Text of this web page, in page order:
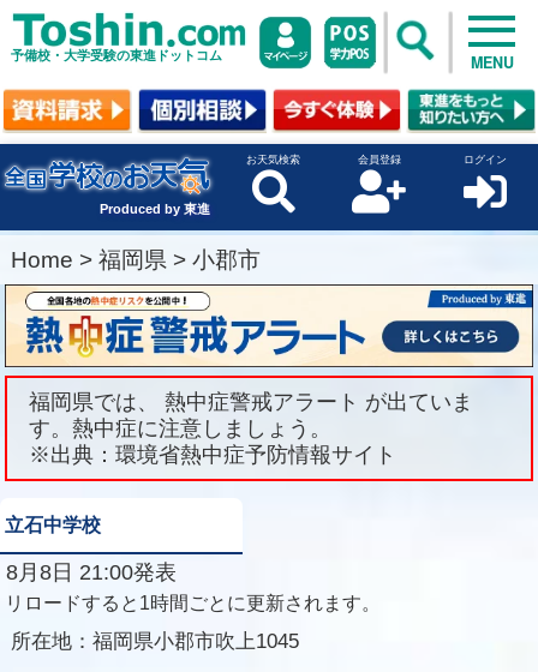
予備校・大学受験の東進ドットコム MENU
Produced by 東進
お天気検索 会員登録 ログイン
Home > 福岡県 > 小郡市
福岡県では、 熱中症警戒アラート が出ていま
す。熱中症に注意しましょう。
※出典：環境省熱中症予防情報サイト
立石中学校
8月8日 21:00発表
リロードすると1時間ごとに更新されます。
所在地： 福岡県小郡市吹上1045